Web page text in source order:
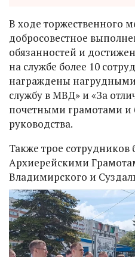
В ходе торжественного
добросовестное
обязанностей и
на службе более 10
награждены
службу в МВД» и «За
почетными грамотами и
руководства.
Также трое
Архиерейскими
Владимирского и